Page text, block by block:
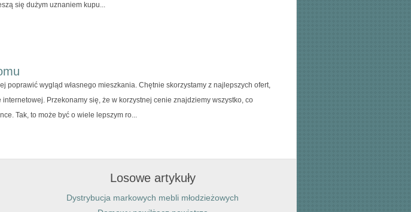
się dużym uznaniem kupu...
poprawić wygląd własnego mieszkania. Chętnie skorzystamy z najlepszych ofert,
Przekonamy się, że w korzystnej cenie znajdziemy wszystko, co
Tak, to może być o wiele lepszym ro...
Losowe artykuły
Dystrybucja markowych mebli młodzieżowych